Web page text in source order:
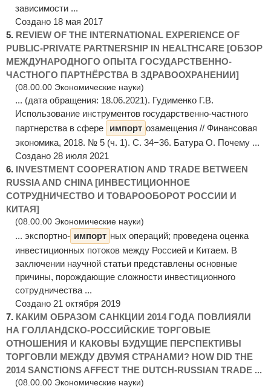
зависимости ...
Создано 18 мая 2017
5. REVIEW OF THE INTERNATIONAL EXPERIENCE OF
PUBLIC-PRIVATE PARTNERSHIP IN HEALTHCARE [ОБЗОР
МЕЖДУНАРОДНОГО ОПЫТА ГОСУДАРСТВЕННО-
ЧАСТНОГО ПАРТНЁРСТВА В ЗДРАВООХРАНЕНИИ]
(08.00.00 Экономические науки)
... (дата обращения: 18.06.2021). Гудименко Г.В.
Использование инструментов государственно-частного
партнерства в сфере
импорт озамещения // Финансовая
экономика, 2018. № 5 (ч. 1). С. 34−36. Батура О. Почему ...
Создано 28 июля 2021
6. INVESTMENT COOPERATION AND TRADE BETWEEN
RUSSIA AND CHINA [ИНВЕСТИЦИОННОЕ
СОТРУДНИЧЕСТВО И ТОВАРООБОРОТ РОССИИ И
КИТАЯ]
(08.00.00 Экономические науки)
... экспортно- импорт ных операций; проведена оценка
инвестиционных потоков между Россией и Китаем. В
заключении научной статьи представлены основные
причины, порождающие сложности инвестиционного
сотрудничества ...
Создано 21 октября 2019
7. КАКИМ ОБРАЗОМ САНКЦИИ 2014 ГОДА ПОВЛИЯЛИ
НА ГОЛЛАНДСКО-РОССИЙСКИЕ ТОРГОВЫЕ
ОТНОШЕНИЯ И КАКОВЫ БУДУЩИЕ ПЕРСПЕКТИВЫ
ТОРГОВЛИ МЕЖДУ ДВУМЯ СТРАНАМИ? HOW DID THE
2014 SANCTIONS AFFECT THE DUTCH-RUSSIAN TRADE ...
(08.00.00 Экономические науки)